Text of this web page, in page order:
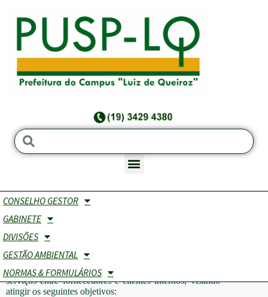
CONSELHO GESTOR
GABINETE
DIVISÕES
GESTÃO AMBIENTAL
NORMAS & FORMULÁRIOS
Treinamento e Desenvolvimento
A Prefeitura do Campus USP "Luiz de Queiroz"
(PUSP-LQ) criou o Grupo de Treinamento &
Desenvolvimento em virtude da necessidade de
constante aprimoramento da qualidade na prestação de
serviços entre fornecedores e clientes internos, visando
atingir os seguintes objetivos: